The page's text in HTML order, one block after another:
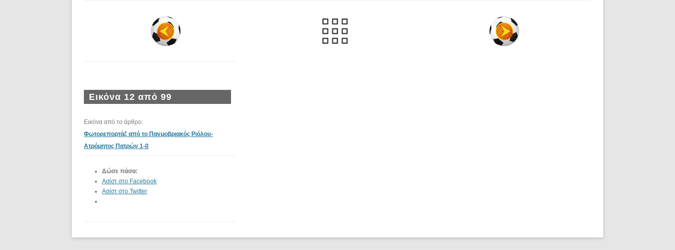
Εικόνα 12 από 99
Εικόνα από το άρθρο:
Φωτορεπορτάζ από το Πανμοβριακός Ριόλου-
Ατρόμητος Πατρών 1-0
Δώσε πάσα:
Ασίστ στο Facebook
Ασίστ στο Twitter